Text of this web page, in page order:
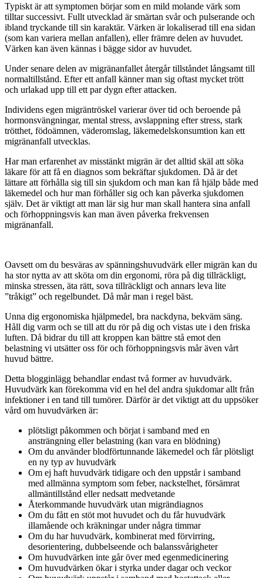
Typiskt är att symptomen börjar som en mild molande värk som
tilltar successivt. Fullt utvecklad är smärtan svår och pulserande och
ibland tryckande till sin karaktär. Värken är lokaliserad till ena sidan
(som kan variera mellan anfallen), eller främre delen av huvudet.
Värken kan även kännas i bägge sidor av huvudet.
Under senare delen av migränanfallet återgår tillståndet långsamt till
normaltillstånd. Efter ett anfall känner man sig oftast mycket trött
och urlakad upp till ett par dygn efter attacken.
Individens egen migräntröskel varierar över tid och beroende på
hormonsvängningar, mental stress, avslappning efter stress, stark
trötthet, födoämnen, väderomslag, läkemedelskonsumtion kan ett
migränanfall utvecklas.
Har man erfarenhet av misstänkt migrän är det alltid skäl att söka
läkare för att få en diagnos som bekräftar sjukdomen. Då är det
lättare att förhålla sig till sin sjukdom och man kan få hjälp både med
läkemedel och hur man förhåller sig och kan påverka sjukdomen
själv. Det är viktigt att man lär sig hur man skall hantera sina anfall
och förhoppningsvis kan man även påverka frekvensen
migränanfall.
Oavsett om du besväras av spänningshuvudvärk eller migrän kan du
ha stor nytta av att sköta om din ergonomi, röra på dig tillräckligt,
minska stressen, äta rätt, sova tillräckligt och annars leva lite
”tråkigt” och regelbundet. Då mår man i regel bäst.
Unna dig ergonomiska hjälpmedel, bra nackdyna, bekväm säng.
Håll dig varm och se till att du rör på dig och vistas ute i den friska
luften. Då bidrar du till att kroppen kan bättre stå emot den
belastning vi utsätter oss för och förhoppningsvis mår även vårt
huvud bättre.
Detta blogginlägg behandlar endast två former av huvudvärk.
Huvudvärk kan förekomma vid en hel del andra sjukdomar allt från
infektioner i en tand till tumörer. Därför är det viktigt att du uppsöker
vård om huvudvärken är:
plötsligt påkommen och börjat i samband med en
ansträngning eller belastning (kan vara en blödning)
Om du använder blodförtunnande läkemedel och får plötsligt
en ny typ av huvudvärk
Om ej haft huvudvärk tidigare och den uppstår i samband
med allmänna symptom som feber, nackstelhet, försämrat
allmäntillstånd eller nedsatt medvetande
Återkommande huvudvärk utan migrändiagnos
Om du fått en stöt mot huvudet och du får huvudvärk
illamående och kräkningar under några timmar
Om du har huvudvärk, kombinerat med förvirring,
desorientering, dubbelseende och balanssvårigheter
Om huvudvärken inte går över med egenmedicinering
Om huvudvärken ökar i styrka under dagar och veckor